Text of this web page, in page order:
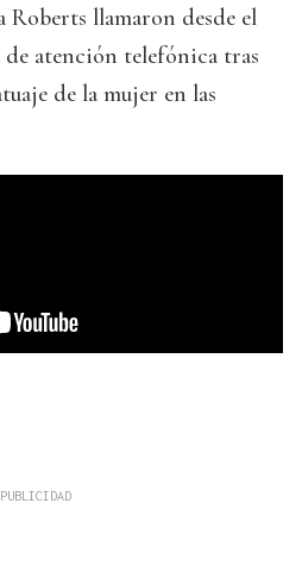
llamaron desde el
atención telefónica tras
de la mujer en las